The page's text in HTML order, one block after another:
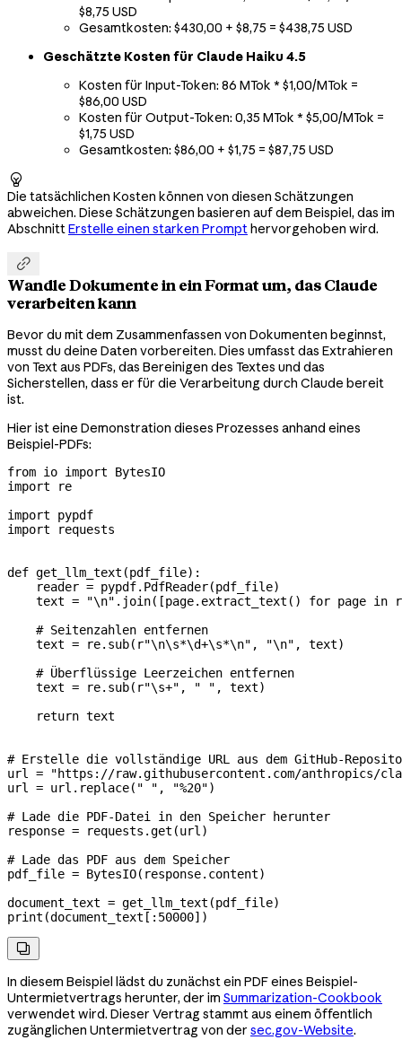
$8,75 USD
Gesamtkosten: $430,00 + $8,75 = $438,75 USD
Geschätzte Kosten für Claude Haiku 4.5
Kosten für Input-Token: 86 MTok * $1,00/MTok =
$86,00 USD
Kosten für Output-Token: 0,35 MTok * $5,00/MTok =
$1,75 USD
Gesamtkosten: $86,00 + $1,75 = $87,75 USD

Die tatsächlichen Kosten können von diesen Schätzungen
abweichen. Diese Schätzungen basieren auf dem Beispiel, das im
AbschnittErstelle einen starken Prompthervorgehoben wird.

Wandle Dokumente in ein Format um, das Claude
verarbeiten kann
Bevor du mit dem Zusammenfassen von Dokumenten beginnst,
musst du deine Daten vorbereiten. Dies umfasst das Extrahieren
von Text aus PDFs, das Bereinigen des Textes und das
Sicherstellen, dass er für die Verarbeitung durch Claude bereit
ist.
Hier ist eine Demonstration dieses Prozesses anhand eines
Beispiel-PDFs:
from io import BytesIO
import re
import pypdf
import requests
def get_llm_text (pdf_file):
    reader
= pypdf.PdfReader(pdf_file)
    text
= "\n" .join([page.extract_text() for page in
    # Seitenzahlen entfernen
    text
= re.sub( r"\n\s*\d+\s*\n" , "\n" , text)
    # Überflüssige Leerzeichen entfernen
    text
= re.sub( r"\s+" , " " , text)
    return
text
# Erstelle die vollständige URL aus dem GitHub-
url = "https://raw.githubusercontent.com/anthropics/
url = url.replace( " " , "%20")
# Lade die PDF-Datei in den Speicher herunter
response = requests.get(url)
# Lade das PDF aus dem Speicher
pdf_file = BytesIO(response.content)
document_text = get_llm_text(pdf_file)
print (document_text[: 50000])

In diesem Beispiel lädst du zunächst ein PDF eines Beispiel-
Untermietvertrags herunter, der im Summarization-Cookbook
verwendet wird. Dieser Vertrag stammt aus einem öffentlich
zugänglichen Untermietvertrag von der sec.gov-Website.